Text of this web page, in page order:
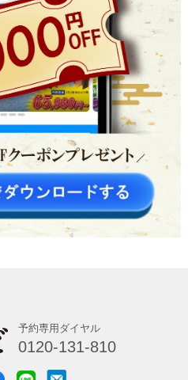
予約専用ダイヤル
0120-131-810